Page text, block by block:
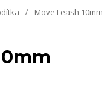
Move Leash 10mm